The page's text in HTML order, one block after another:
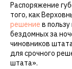
Распоряжение
того, как
решение в
бездомных за
чиновников
для срочного
штата».